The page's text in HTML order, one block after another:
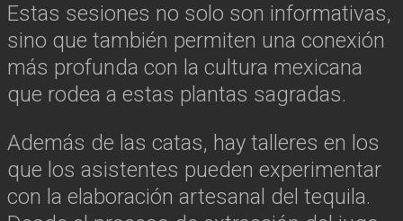
Estas sesiones no solo son informativas,
sino que también permiten una conexión
más profunda con la cultura mexicana
que rodea a estas plantas sagradas.
Además de las catas, hay talleres en los
que los asistentes pueden experimentar
con la elaboración artesanal del tequila.